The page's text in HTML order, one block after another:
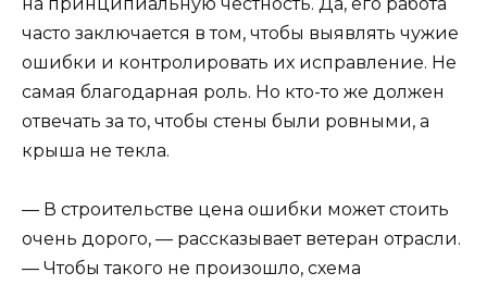
часто заключается в том, чтобы выявлять чужие
ошибки и контролировать их исправление. Не
самая благодарная роль. Но кто-то же должен
отвечать за то, чтобы стены были ровными, а
крыша не текла.
— В строительстве цена ошибки может стоить
очень дорого, — рассказывает ветеран отрасли.
— Чтобы такого не произошло, схема